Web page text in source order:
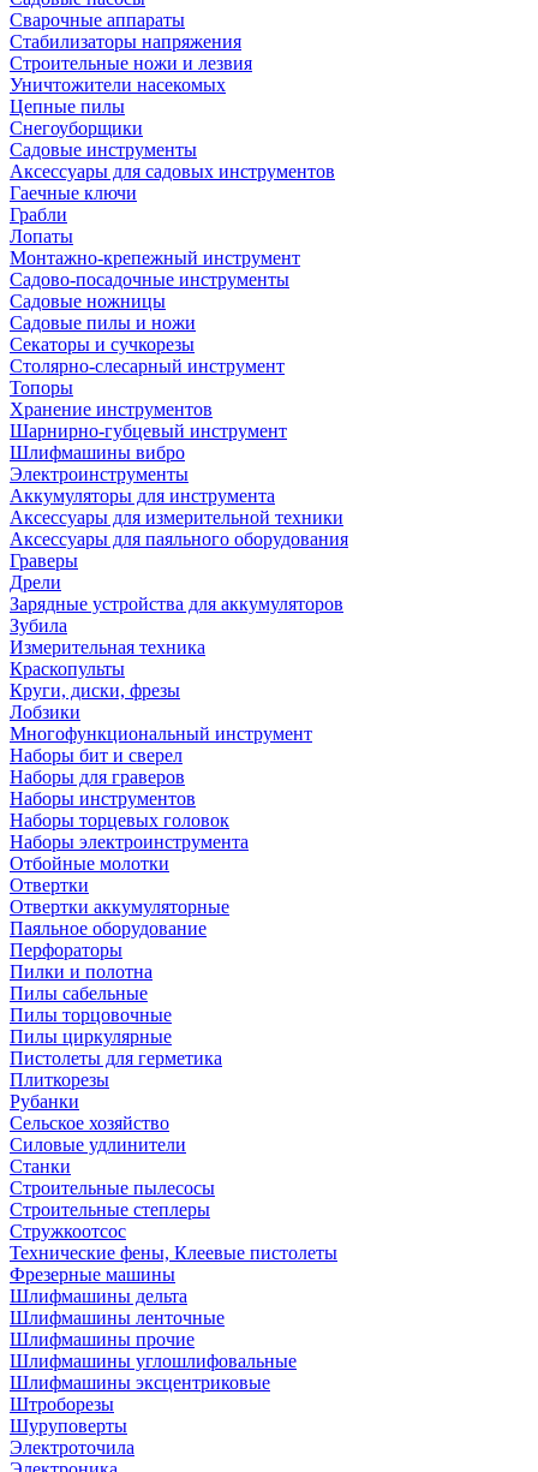
Сварочные аппараты
Стабилизаторы напряжения
Строительные ножи и лезвия
Уничтожители насекомых
Цепные пилы
Снегоуборщики
Садовые инструменты
Аксессуары для садовых инструментов
Гаечные ключи
Грабли
Лопаты
Монтажно-крепежный инструмент
Садово-посадочные инструменты
Садовые ножницы
Садовые пилы и ножи
Секаторы и сучкорезы
Столярно-слесарный инструмент
Топоры
Хранение инструментов
Шарнирно-губцевый инструмент
Шлифмашины вибро
Электроинструменты
Аккумуляторы для инструмента
Аксессуары для измерительной техники
Аксессуары для паяльного оборудования
Граверы
Дрели
Зарядные устройства для аккумуляторов
Зубила
Измерительная техника
Краскопульты
Круги, диски, фрезы
Лобзики
Многофункциональный инструмент
Наборы бит и сверел
Наборы для граверов
Наборы инструментов
Наборы торцевых головок
Наборы электроинструмента
Отбойные молотки
Отвертки
Отвертки аккумуляторные
Паяльное оборудование
Перфораторы
Пилки и полотна
Пилы сабельные
Пилы торцовочные
Пилы циркулярные
Пистолеты для герметика
Плиткорезы
Рубанки
Сельское хозяйство
Силовые удлинители
Станки
Строительные пылесосы
Строительные степлеры
Стружкоотсос
Технические фены, Клеевые пистолеты
Фрезерные машины
Шлифмашины дельта
Шлифмашины ленточные
Шлифмашины прочие
Шлифмашины углошлифовальные
Шлифмашины эксцентриковые
Штроборезы
Шуруповерты
Электроточила